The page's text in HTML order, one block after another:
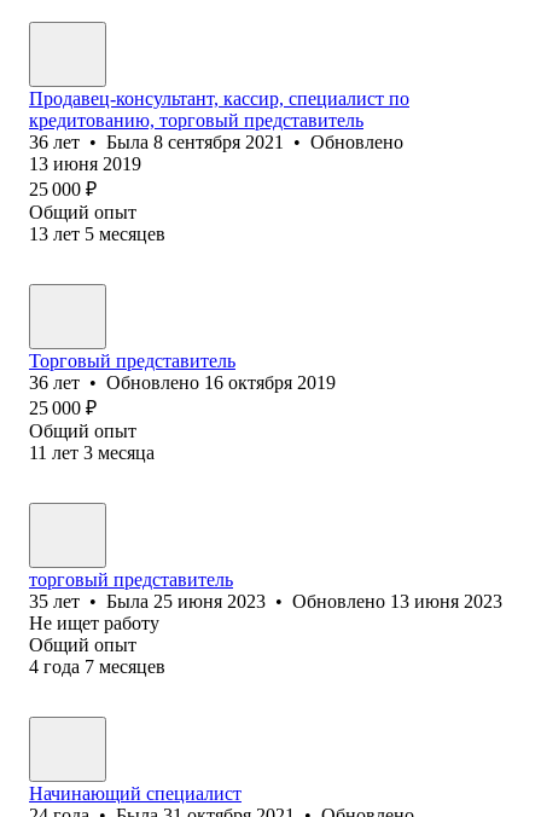
Продавец-консультант, кассир, специалист по
кредитованию, торговый представитель
36 лет • Была 8 сентября 2021 • Обновлено
13 июня 2019
25 000 ₽
Общий опыт
13 лет 5 месяцев
Торговый представитель
36 лет • Обновлено 16 октября 2019
25 000 ₽
Общий опыт
11 лет 3 месяца
торговый представитель
35 лет • Была 25 июня 2023 • Обновлено 13 июня 2023
Не ищет работу
Общий опыт
4 года 7 месяцев
Начинающий специалист